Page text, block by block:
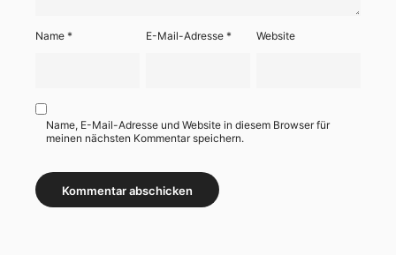
Name * E-Mail-Adresse* Website
Name, E-Mail-Adresse und Website in diesem Browser für
meinen nächsten Kommentar speichern.